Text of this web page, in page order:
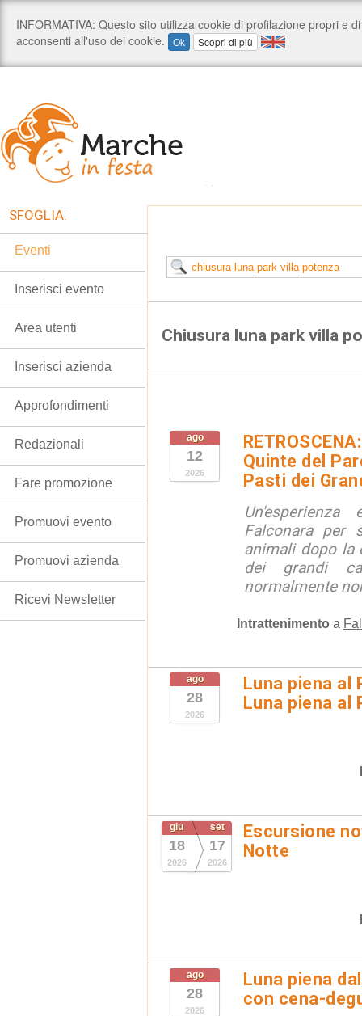
Chiusura luna park villa
ago
12
2026
Quinte del
Pasti dei
Falconara per
animali dopo la
dei grandi
normalmente
Intrattenimento a
ago
28
2026
Luna piena al
Luna piena al
giu
18
2026
set
17
2026
Escursione
Notte
ago
28
2026
Luna piena
con cena-
SFOGLIA:
Eventi
Inserisci evento
Area utenti
Inserisci azienda
Approfondimenti
Redazionali
Fare promozione
Promuovi evento
Promuovi azienda
Ricevi Newsletter